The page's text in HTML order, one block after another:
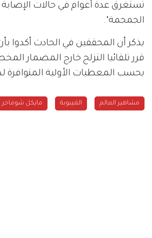
تستغرق عدة أعوام في حالات الإصابة
الجمجمة".
يذكر أن المحققين في الحادث أكدوا
قرر تلقائيا التزلج خارج المضمار
بحسب المعطيات الأولية المتوافرة
مشاهير العالم الغيبوبة مايكل شوماخر